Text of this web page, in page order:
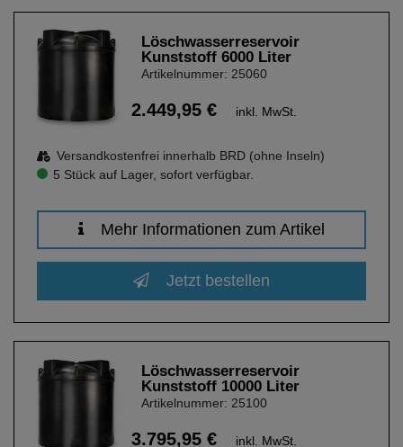
Löschwasserreservoir
Kunststoff 6000 Liter
Artikelnummer: 25060
2.449,95 € inkl. MwSt.
Versandkostenfrei innerhalb BRD (ohne Inseln)
5 Stück auf Lager, sofort verfügbar.
Mehr Informationen zum Artikel
Jetzt bestellen
Löschwasserreservoir
Kunststoff 10000 Liter
Artikelnummer: 25100
3.795,95 € inkl. MwSt.